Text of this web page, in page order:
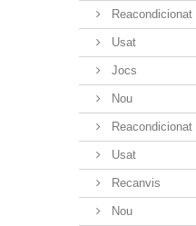
Reacondicionat
Usat
Jocs
Nou
Reacondicionat
Usat
Recanvis
Nou